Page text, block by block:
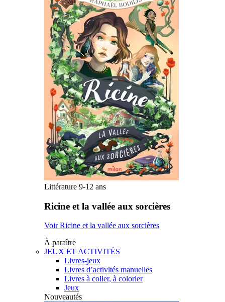
Littérature 9-12 ans
Ricine et la vallée aux sorcières
Voir Ricine et la vallée aux sorcières
À paraître
JEUX ET ACTIVITÉS
Livres-jeux
Livres d’activités manuelles
Livres à coller, à colorier
Jeux
Nouveautés